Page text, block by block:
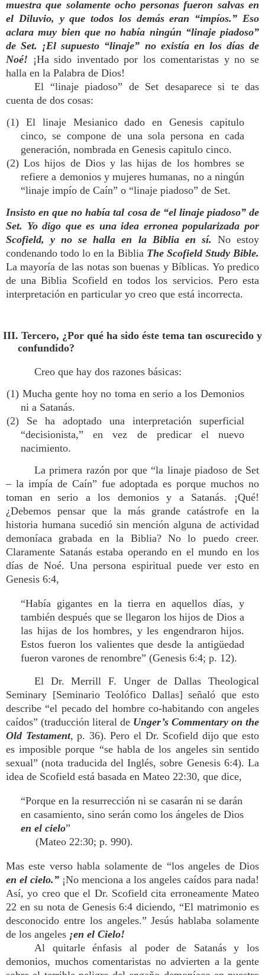
muestra que solamente ocho personas fueron salvas en
el Diluvio, y que todos los demás eran “impíos.” Eso
aclara muy bien que no había ningún “linaje piadoso”
de Set. ¡El supuesto “linaje” no existía en los días de
Noé! ¡Ha sido inventado por los comentaristas y no se
halla en la Palabra de Dios!
El “linaje piadoso” de Set desaparece si te das
cuenta de dos cosas:
(1) El linaje Mesianico dado en Genesis capitulo
cinco, se compone de una sola persona en cada
generación, nombrada en Genesis capitulo cinco.
(2) Los hijos de Dios y las hijas de los hombres se
refiere a demonios y mujeres humanas, no a ningún
“linaje impío de Caín” o “linaje piadoso” de Set.
Insisto en que no había tal cosa de “el linaje piadoso” de
Set. Yo digo que es una idea erronea popularizada por
Scofield, y no se halla en la Biblia en sí. No estoy
condenando todo lo en la Biblia The Scofield Study Bible.
La mayoría de las notas son buenas y Bíblicas. Yo predico
de una Biblia Scofield en todos los servicios. Pero esta
interpretación en particular yo creo que está incorrecta.
III. Tercero, ¿Por qué ha sido éste tema tan oscurecido y
confundido?
Creo que hay dos razones básicas:
(1) Mucha gente hoy no toma en serio a los Demonios
ni a Satanás.
(2) Se ha adoptado una interpretación superficial
“decisionista,” en vez de predicar el nuevo
nacimiento.
La primera razón por que “la linaje piadoso de Set
– la impía de Caín” fue adoptada es porque muchos no
toman en serio a los demonios y a Satanás. ¡Qué!
¿Debemos pensar que la más grande catástrofe en la
historia humana sucedió sin mención alguna de actividad
demoníaca grabada en la Biblia? No lo puedo creer.
Claramente Satanás estaba operando en el mundo en los
días de Noé. Una persona espiritual puede ver esto en
Genesis 6:4,
“Había gigantes en la tierra en aquellos días, y
también después que se llegaron los hijos de Dios a
las hijas de los hombres, y les engendraron hijos.
Estos fueron los valientes que desde la antigüedad
fueron varones de renombre” (Genesis 6:4; p. 12).
El Dr. Merrill F. Unger de Dallas Theological
Seminary [Seminario Teolófico Dallas] señaló que esto
describe “el pecado del hombre co-habitando con angeles
caídos” (traducción literal de Unger’s Commentary on the
Old Testament,p. 36). Pero el Dr. Scofield dijo que esto
es imposible porque “se habla de los angeles sin sentido
sexual” (nota traducida del Inglés, sobre Genesis 6:4). La
idea de Scofield está basada en Mateo 22:30, que dice,
“Porque en la resurrección ni se casarán ni se darán
en casamiento, sino serán como los ángeles de Dios
en el cielo”
(Mateo 22:30; p. 990).
Mas este verso habla solamente de “los angeles de Dios
en el cielo.” ¡No menciona a los angeles caídos para nada!
Así, yo creo que el Dr. Scofield cita erroneamente Mateo
22 en su nota de Genesis 6:4 diciendo, “El matrimonio es
desconocido entre los angeles.” Jesús hablaba solamente
de los angeles ¡en el Cielo!
Al quitarle énfasis al poder de Satanás y los
demonios, muchos comentaristas no advierten a la gente